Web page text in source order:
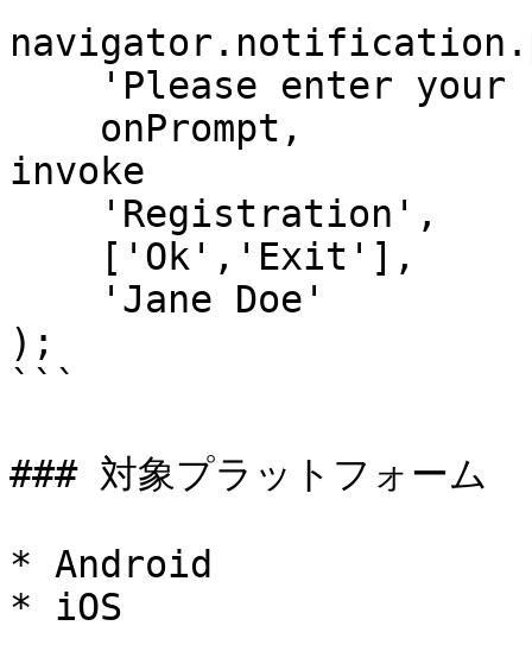
invoke
);
```
### 対象プラットフォーム
* Android
* iOS